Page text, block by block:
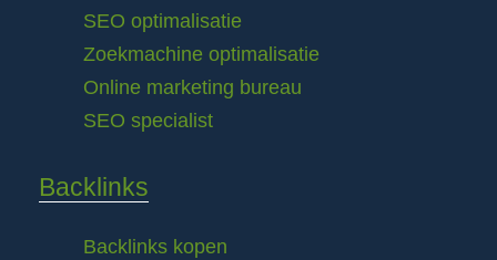
SEO optimalisatie
Zoekmachine optimalisatie
Online marketing bureau
SEO specialist
Backlinks
Backlinks kopen